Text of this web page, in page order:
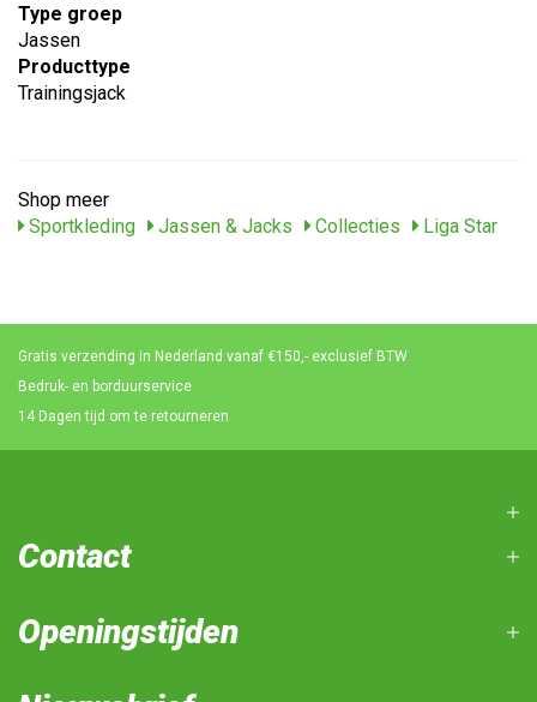
Type groep
Jassen
Producttype
Trainingsjack
Shop meer
Sportkleding
Jassen & Jacks Collecties Liga Star
Gratis verzending in Nederland vanaf €150,- exclusief BTW
Bedruk- en borduurservice
14 Dagen tijd om te retourneren
Contact
Openingstijden